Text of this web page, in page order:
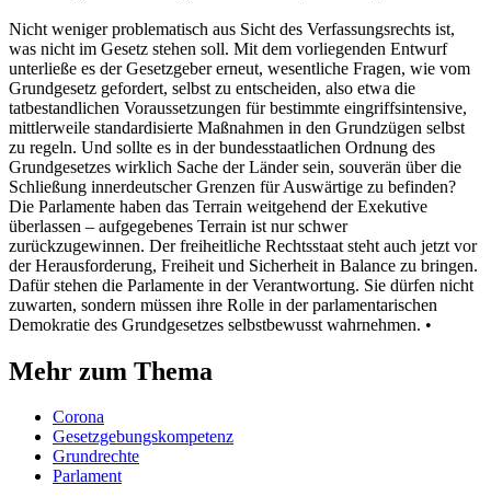
Nicht weniger problematisch aus Sicht des Verfassungsrechts ist,
was nicht im Gesetz stehen soll. Mit dem vorliegenden Entwurf
unterließe es der Gesetzgeber erneut, wesentliche Fragen, wie vom
Grundgesetz gefordert, selbst zu entscheiden, also etwa die
tatbestandlichen Voraussetzungen für bestimmte eingriffsintensive,
mittlerweile standardisierte Maßnahmen in den Grundzügen selbst
zu regeln. Und sollte es in der bundesstaatlichen Ordnung des
Grundgesetzes wirklich Sache der Länder sein, souverän über die
Schließung innerdeutscher Grenzen für Auswärtige zu befinden?
Die Parlamente haben das Terrain weitgehend der Exekutive
überlassen – aufgegebenes Terrain ist nur schwer
zurückzugewinnen. Der freiheitliche Rechtsstaat steht auch jetzt vor
der Herausforderung, Freiheit und Sicherheit in Balance zu bringen.
Dafür stehen die Parlamente in der Verantwortung. Sie dürfen nicht
zuwarten, sondern müssen ihre Rolle in der parlamentarischen
Demokratie des Grundgesetzes selbstbewusst wahrnehmen. •
Mehr zum Thema
Corona
Gesetzgebungskompetenz
Grundrechte
Parlament